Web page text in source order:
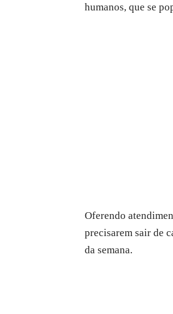
humanos, que se
Oferendo
precisarem sair de
da semana.